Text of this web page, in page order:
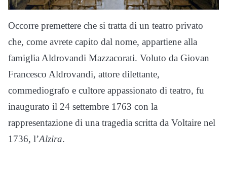
Occorre premettere che si tratta di un teatro privato
che, come avrete capito dal nome, appartiene alla
famiglia Aldrovandi Mazzacorati. Voluto da Giovan
Francesco Aldrovandi, attore dilettante,
commediografo e cultore appassionato di teatro, fu
inaugurato il 24 settembre 1763 con la
rappresentazione di una tragedia scritta da Voltaire nel
1736, l’Alzira.